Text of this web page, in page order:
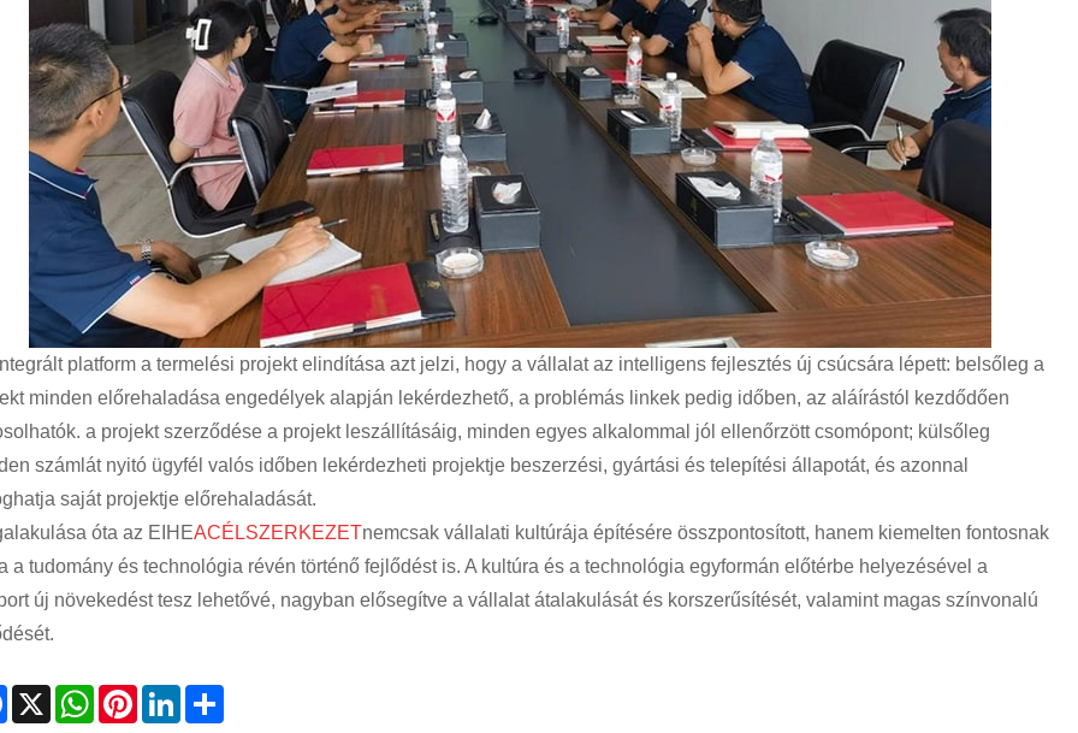
platform a termelési projekt elindítása azt jelzi, hogy a vállalat az intelligens fejlesztés új csúcsára lépett: belsőleg a
minden előrehaladása engedélyek alapján lekérdezhető, a problémás linkek pedig időben, az aláírástól kezdődően
a projekt szerződése a projekt leszállításáig, minden egyes alkalommal jól ellenőrzött csomópont; külsőleg
számlát nyitó ügyfél valós időben lekérdezheti projektje beszerzési, gyártási és telepítési állapotát, és azonnal
saját projektje előrehaladását.
óta az EIHEACÉLSZERKEZETnemcsak vállalati kultúrája építésére összpontosított, hanem kiemelten fontosnak
a tudomány és technológia révén történő fejlődést is. A kultúra és a technológia egyformán előtérbe helyezésével a
új növekedést tesz lehetővé, nagyban elősegítve a vállalat átalakulását és korszerűsítését, valamint magas színvonalú
Facebook
X WhatsAppPinterestLinkedIn